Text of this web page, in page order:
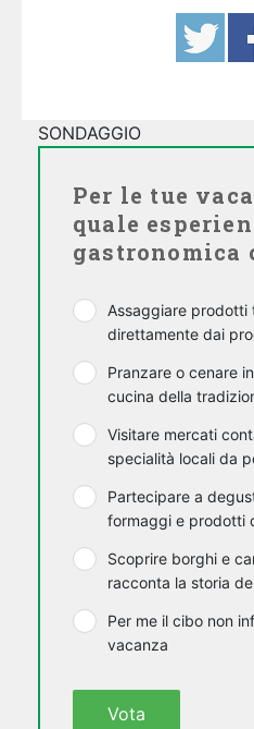
SONDAGGIO
Per le tue
quale
gastronomica
Assaggiare prodotti
direttamente dai
Pranzare o cenare
cucina della
Visitare mercati
specialità locali da
Partecipare a
formaggi e prodotti
Scoprire borghi e
racconta la storia
Per me il cibo non
vacanza
Vota